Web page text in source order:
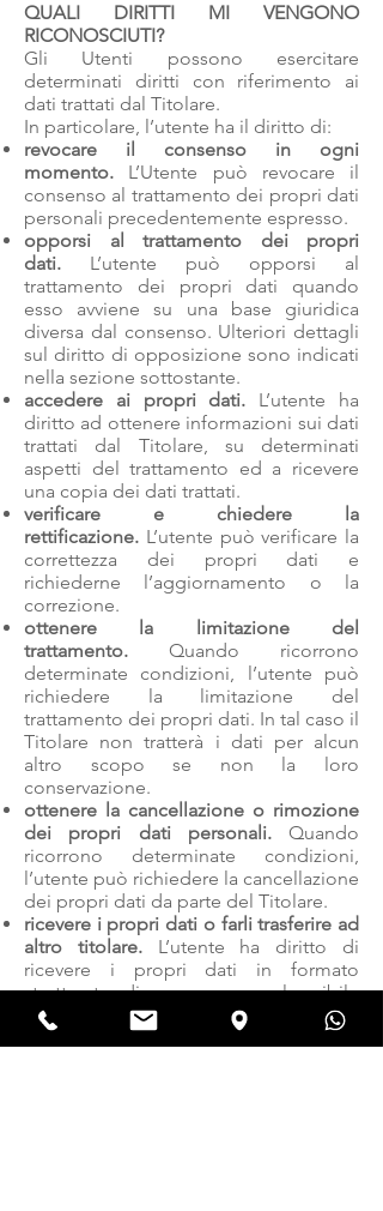
QUALI DIRITTI MI VENGONO
RICONOSCIUTI?
Gli Utenti possono esercitare
determinati diritti con riferimento ai
dati trattati dal Titolare.
In particolare, l’utente ha il diritto di:
revocare il consenso in ogni
momento. L’Utente può revocare il
consenso al trattamento dei propri dati
personali precedentemente espresso.
opporsi al trattamento dei propri
dati. L’utente può opporsi al
trattamento dei propri dati quando
esso avviene su una base giuridica
diversa dal consenso. Ulteriori dettagli
sul diritto di opposizione sono indicati
nella sezione sottostante.
accedere ai propri dati. L’utente ha
diritto ad ottenere informazioni sui dati
trattati dal Titolare, su determinati
aspetti del trattamento ed a ricevere
una copia dei dati trattati.
verificare e chiedere la
rettificazione. L’utente può verificare la
correttezza dei propri dati e
richiederne l’aggiornamento o la
correzione.
ottenere la limitazione del
trattamento. Quando ricorrono
determinate condizioni, l’utente può
richiedere la limitazione del
trattamento dei propri dati. In tal caso il
Titolare non tratterà i dati per alcun
altro scopo se non la loro
conservazione.
ottenere la cancellazione o rimozione
dei propri dati personali.Quando
ricorrono determinate condizioni,
l’utente può richiedere la cancellazione
dei propri dati da parte del Titolare.
ricevere i propri dati o farli trasferire ad
altro titolare.L’utente ha diritto di
ricevere i propri dati in formato
strutturato, di uso comune e leggibile
da dispositivo automatico e, ove
tecnicamente fattibile, di ottenerne il